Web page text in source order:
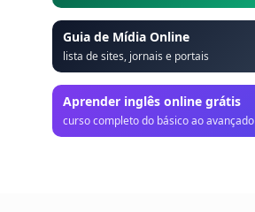
Guia de Mídia Online
lista de sites, jornais e portais
Aprender inglês online grátis
curso completo do básico ao avançado